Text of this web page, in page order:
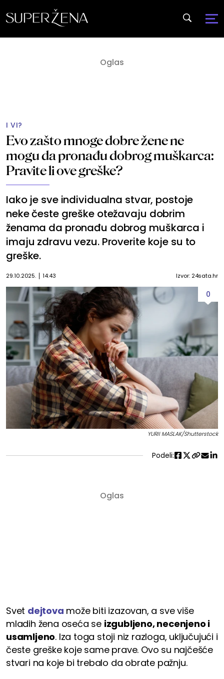
I VI?
Evo zašto mnoge dobre žene ne
mogu da pronađu dobrog muškarca:
Pravite li ove greške?
Iako je sve individualna stvar, postoje
neke česte greške otežavaju dobrim
ženama da pronađu dobrog muškarca i
imaju zdravu vezu. Proverite koje su to
greške.
29.10.2025. 14:43 Izvor: 24sata.hr
0
YURII MASLAK/Shutterstock
Podeli:
Svet dejtova može biti izazovan, a sve više
mladih žena oseća se izgubljeno, necenjeno i
usamljeno. Iza toga stoji niz razloga, uključujući i
česte greške koje same prave. Ovo su najčešće
stvari na koje bi trebalo da obrate pažnju.